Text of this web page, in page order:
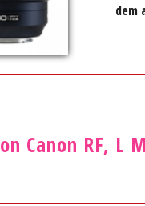
dem
Canon RF, L